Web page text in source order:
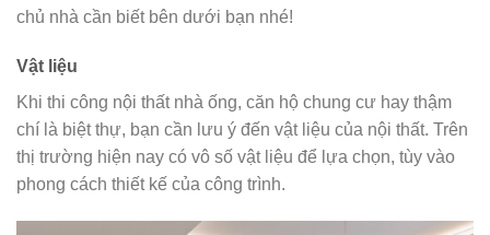
chủ nhà cần biết bên dưới bạn nhé!
Vật liệu
Khi thi công nội thất nhà ống, căn hộ chung cư hay thậm
chí là biệt thự, bạn cần lưu ý đến vật liệu của nội thất. Trên
thị trường hiện nay có vô số vật liệu để lựa chọn, tùy vào
phong cách thiết kế của công trình.